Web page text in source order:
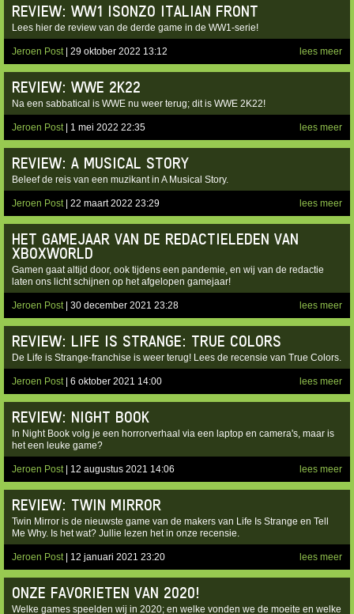
REVIEW: WW1 ISONZO ITALIAN FRONT
Lees hier de review van de derde game in de WW1-serie!
Jeroen Post | 29 oktober 2022 13:12 lees meer
REVIEW: WWE 2K22
Na een sabbatical is WWE nu weer terug; dit is WWE 2K22!
Jeroen Post | 1 mei 2022 22:35 lees meer
REVIEW: A MUSICAL STORY
Beleef de reis van een muzikant in A Musical Story.
Jeroen Post | 22 maart 2022 23:29 lees meer
HET GAMEJAAR VAN DE REDACTIELEDEN VAN
XBOXWORLD
Gamen gaat altijd door, ook tijdens een pandemie, en wij van de redactie
laten ons licht schijnen op het afgelopen gamejaar!
Jeroen Post | 30 december 2021 23:28 lees meer
REVIEW: LIFE IS STRANGE: TRUE COLORS
De Life is Strange-franchise is weer terug! Lees de recensie van True Colors.
Jeroen Post | 6 oktober 2021 14:00 lees meer
REVIEW: NIGHT BOOK
In Night Book volg je een horrorverhaal via een laptop en camera's, maar is
het een leuke game?
Jeroen Post | 12 augustus 2021 14:06 lees meer
REVIEW: TWIN MIRROR
Twin Mirror is de nieuwste game van de makers van Life Is Strange en Tell
Me Why. Is het wat? Jullie lezen het in onze recensie.
Jeroen Post | 12 januari 2021 23:20 lees meer
ONZE FAVORIETEN VAN 2020!
Welke games speelden wij in 2020; en welke vonden we de moeite en welke